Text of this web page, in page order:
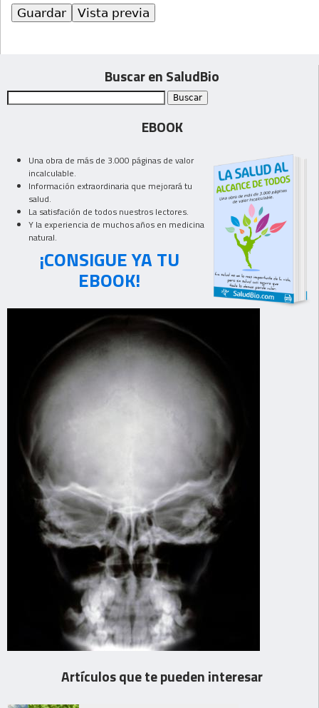
Buscar en SaludBio
EBOOK
Una obra de más de 3.000 páginas de valor
incalculable.
Información extraordinaria que mejorará tu
salud.
La satisfación de todos nuestros lectores.
Y la experiencia de muchos años en medicina
natural.
¡CONSIGUE YA TU
EBOOK!
Artículos que te pueden interesar